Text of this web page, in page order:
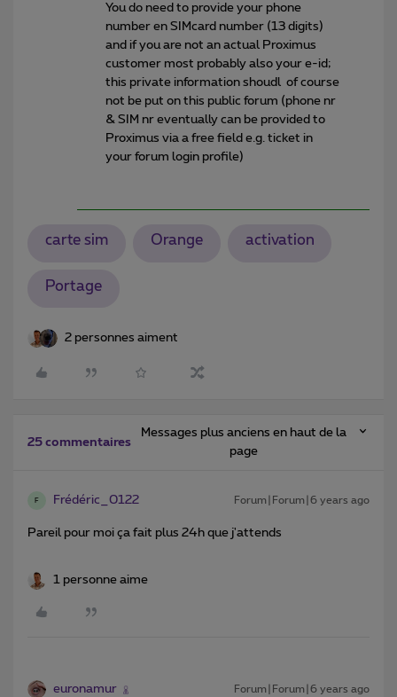
You do need to provide your phone
number en SIMcard number (13 digits)
and if you are not an actual Proximus
customer most probably also your e-id;
this private information shoudl of course
not be put on this public forum (phone nr
& SIM nr eventually can be provided to
Proximus via a free field e.g. ticket in
your forum login profile)
carte sim Orange activation
Portage
2 personnes aiment
25 commentaires
Messages plus anciens en haut de la
page
F Frédéric_0122 Forum|Forum|6 years ago
Pareil pour moi ça fait plus 24h que j'attends
1 personne aime
euronamur Forum|Forum|6 years ago